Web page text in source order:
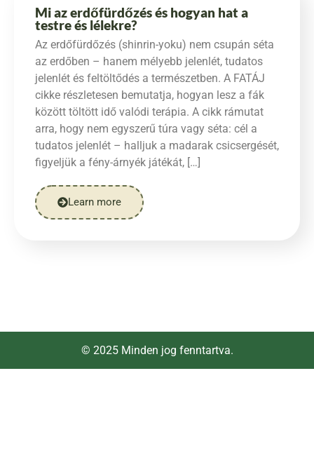
Mi az erdőfürdőzés és hogyan hat a
testre és lélekre?
Az erdőfürdőzés (shinrin-yoku) nem csupán séta
az erdőben – hanem mélyebb jelenlét, tudatos
jelenlét és feltöltődés a természetben. A FATÁJ
cikke részletesen bemutatja, hogyan lesz a fák
között töltött idő valódi terápia. A cikk rámutat
arra, hogy nem egyszerű túra vagy séta: cél a
tudatos jelenlét – halljuk a madarak csicsergését,
figyeljük a fény-árnyék játékát, […]
Learn more
© 2025 Minden jog fenntartva.